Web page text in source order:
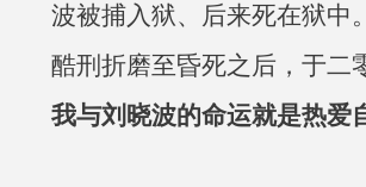
波被捕入狱、后来死在狱中
酷刑折磨至昏死之后，于二
我与刘晓波的命运就是热爱